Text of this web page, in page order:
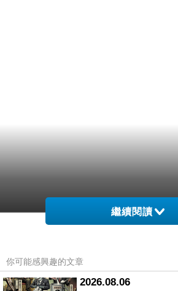
繼續閱讀
你可能感興趣的文章
2026.08.06